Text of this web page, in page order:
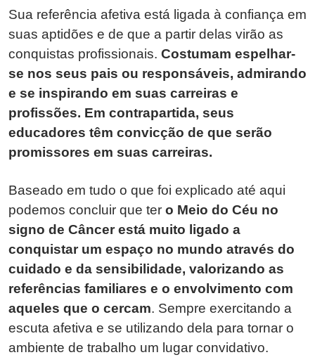
Sua referência afetiva está ligada à confiança em
suas aptidões e de que a partir delas virão as
conquistas profissionais. Costumam espelhar-
se nos seus pais ou responsáveis, admirando
e se inspirando em suas carreiras e
profissões. Em contrapartida, seus
educadores têm convicção de que serão
promissores em suas carreiras.
Baseado em tudo o que foi explicado até aqui
podemos concluir que ter o Meio do Céu no
signo de Câncer está muito ligado a
conquistar um espaço no mundo através do
cuidado e da sensibilidade, valorizando as
referências familiares e o envolvimento com
aqueles que o cercam. Sempre exercitando a
escuta afetiva e se utilizando dela para tornar o
ambiente de trabalho um lugar convidativo.